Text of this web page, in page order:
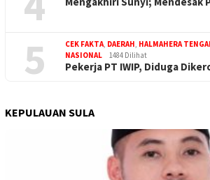
5 CEK FAKTA, DAERAH, HALMAHERA
NASIONAL
1484 Dilihat
Pekerja PT IWIP, Diduga
KEPULAUAN SULA